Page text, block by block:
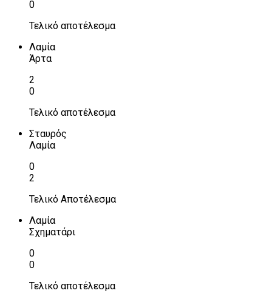
0
Τελικό αποτέλεσμα
Λαμία
Άρτα
2
0
Τελικό αποτέλεσμα
Σταυρός
Λαμία
0
2
Τελικό Αποτέλεσμα
Λαμία
Σχηματάρι
0
0
Τελικό αποτέλεσμα